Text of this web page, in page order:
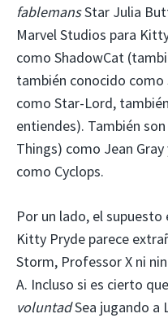
fablemansStar Julia
Marvel Studios para
como ShadowCat
también conocido
como Star-Lord,
entiendes). También
Things) como Jean
como Cyclops.
Por un lado, el
Kitty Pryde parece
Storm, Professor X ni
A. Incluso si es cierto
voluntadSea jugando a